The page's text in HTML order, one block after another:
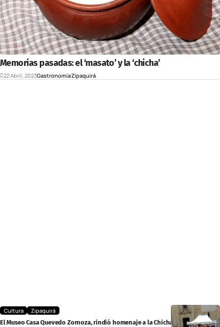
Memorias pasadas: el ‘masato’ y la ‘chicha’
22 Abril, 2023GastronomíaZipaquirá
Cultura
Zipaquirá
El Museo Casa Quevedo Zornoza, rindió homenaje a la Chicha en el Mercado